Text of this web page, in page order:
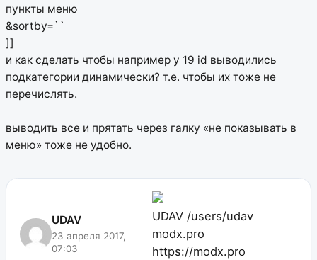
пункты меню
&sortby=``
]]
и как сделать чтобы например у 19 id выводились
подкатегории динамически? т.е. чтобы их тоже не
перечислять.
выводить все и прятать через галку «не показывать в
меню» тоже не удобно.
UDAV
23 апреля 2017,
07:03
UDAV /users/udav
modx.pro
https://modx.pro